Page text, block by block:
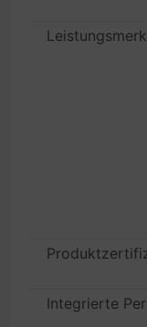
Integrierte